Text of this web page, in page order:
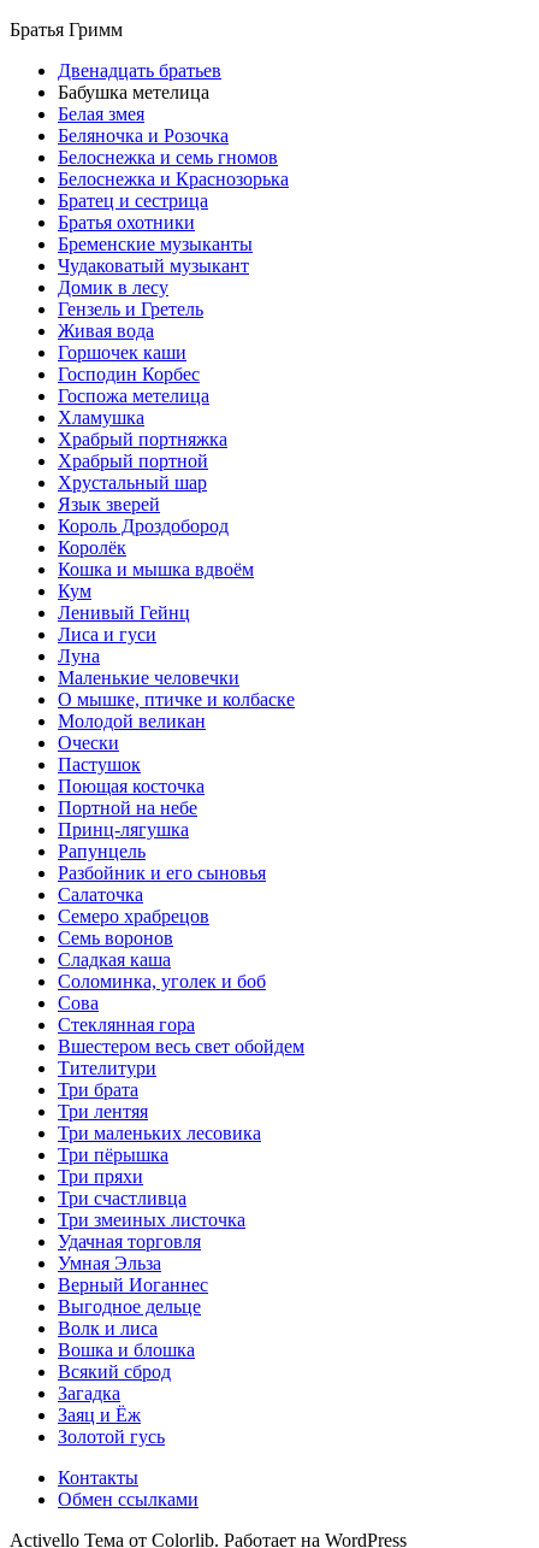
Братья Гримм
Двенадцать братьев
Бабушка метелица
Белая змея
Беляночка и Розочка
Белоснежка и семь гномов
Белоснежка и Краснозорька
Братец и сестрица
Братья охотники
Бременские музыканты
Чудаковатый музыкант
Домик в лесу
Гензель и Гретель
Живая вода
Горшочек каши
Господин Корбес
Госпожа метелица
Хламушка
Храбрый портняжка
Храбрый портной
Хрустальный шар
Язык зверей
Король Дроздобород
Королёк
Кошка и мышка вдвоём
Кум
Ленивый Гейнц
Лиса и гуси
Луна
Маленькие человечки
О мышке, птичке и колбаске
Молодой великан
Очески
Пастушок
Поющая косточка
Портной на небе
Принц-лягушка
Рапунцель
Разбойник и его сыновья
Салаточка
Семеро храбрецов
Семь воронов
Сладкая каша
Соломинка, уголек и боб
Сова
Стеклянная гора
Вшестером весь свет обойдем
Тителитури
Три брата
Три лентяя
Три маленьких лесовика
Три пёрышка
Три пряхи
Три счастливца
Три змеиных листочка
Удачная торговля
Умная Эльза
Верный Иоганнес
Выгодное дельце
Волк и лиса
Вошка и блошка
Всякий сброд
Загадка
Заяц и Ёж
Золотой гусь
Контакты
Обмен ссылками
Activello Тема от Colorlib. Работает на WordPress